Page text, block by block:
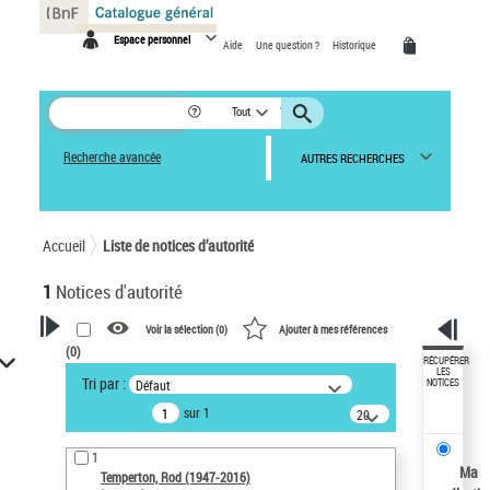
Espace personnel Aide Une question ? Historique
Tout
Recherche avancée AUTRES RECHERCHES
Accueil Liste de notices d’autorité
1 Notices d'autorité
VOTRE RECHERCHE
Recherche avancée dans les
notices d’autorité
Œuvres liées à l'auteur :
Temperton, Rod (1947-2016)
Voir la sélection (0) Ajouter à mes références
(0)
Tri par : Défaut
sur 1
20
résultats/page
1
Temperton, Rod (1947-2016)
RÉCUPÉRER
LES
NOTICES
Ma
Panneau de gestion des cookies